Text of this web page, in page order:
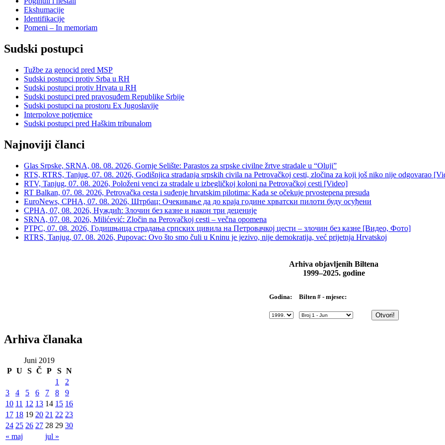
Ekshumacije
Identifikacije
Pomeni – In memoriam
Sudski postupci
Tužbe za genocid pred MSP
Sudski postupci protiv Srba u RH
Sudski postupci protiv Hrvata u RH
Sudski postupci pred pravosuđem Republike Srbije
Sudski postupci na prostoru Ex Jugoslavije
Interpolove potjernice
Sudski postupci pred Haškim tribunalom
Najnoviji članci
Glas Srpske, SRNA, 08. 08. 2026, Gornje Selište: Parastos za srpske civilne žrtve stradale u “Oluji”
RTS, RTRS, Tanjug, 07. 08. 2026, Godišnjica stradanja srpskih civila na Petrovačkoj cesti, zločina za koji još niko nije odgovarao
RTV, Tanjug, 07. 08. 2026, Položeni venci za stradale u izbegličkoj koloni na Petrovačkoj cesti [Video]
RT Balkan, 07. 08. 2026, Petrovačka cesta i suđenje hrvatskim pilotima: Kada se očekuje prvostepena presuda
EuroNews, СРНА, 07. 08. 2026, Штрбац: Очекивање да до краја године хрватски пилоти буду осуђени
СРНА, 07, 08. 2026, Нуждић: Злочин без казне и након три деценије
SRNA, 07. 08. 2026, Milićević: Zločin na Perovačkoj cesti – večna opomena
РТРС, 07. 08. 2026, Годишњица страдања српских цивила на Петровачкој цести – злочин без казне [Видео, Фото]
RTRS, Tanjug, 07. 08. 2026, Pupovac: Ovo što smo čuli u Kninu je jezivo, nije demokratija, već prijetnja Hrvatskoj
Arhiva objavljenih Biltena
1999–2025. godine
Godina: Bilten # - mjesec:
Arhiva članaka
Juni 2019
P U S Č P S N
« maj jul »
1
2
3
4 5 6 7 8
9
10 11 12 13 14 15 16
17 18 19 20 21 22 23
24 25 26 27 28 29 30